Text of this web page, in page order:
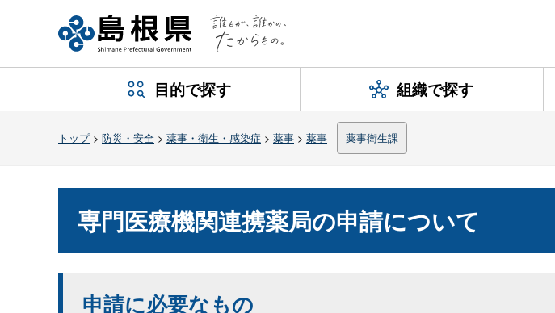
目的で探す 組織で探す
トップ> 防災・安全 > 薬事・衛生・感染症 > 薬事 > 薬事 薬事衛生課
専門医療機関連携薬局の申請について
申請に必要なもの